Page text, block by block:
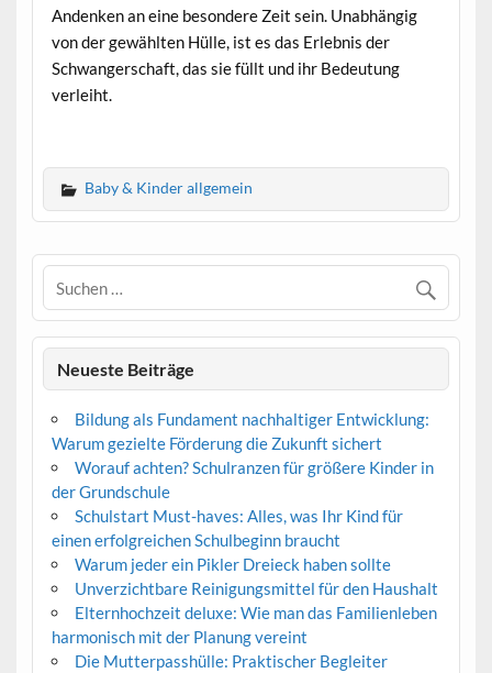
Andenken an eine besondere Zeit sein. Unabhängig
von der gewählten Hülle, ist es das Erlebnis der
Schwangerschaft, das sie füllt und ihr Bedeutung
verleiht.
Baby & Kinder allgemein
Neueste Beiträge
Bildung als Fundament nachhaltiger Entwicklung:
Warum gezielte Förderung die Zukunft sichert
Worauf achten? Schulranzen für größere Kinder in
der Grundschule
Schulstart Must-haves: Alles, was Ihr Kind für
einen erfolgreichen Schulbeginn braucht
Warum jeder ein Pikler Dreieck haben sollte
Unverzichtbare Reinigungsmittel für den Haushalt
Elternhochzeit deluxe: Wie man das Familienleben
harmonisch mit der Planung vereint
Die Mutterpasshülle: Praktischer Begleiter